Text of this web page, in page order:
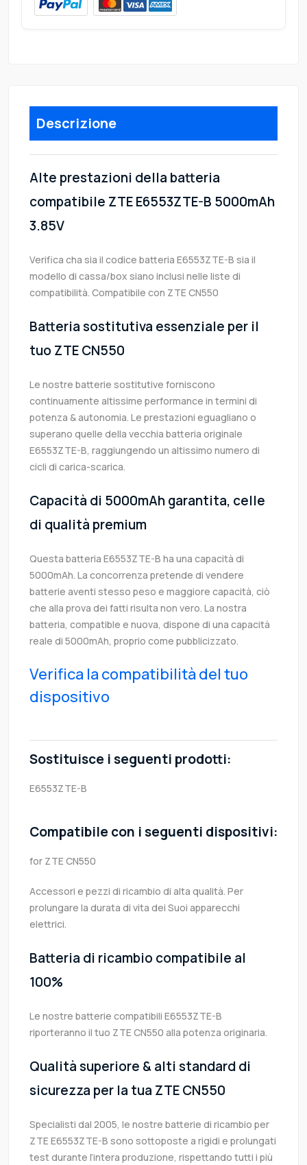
Descrizione
Alte prestazioni della batteria
compatibile ZTE E6553ZTE-B 5000mAh
3.85V
Verifica cha sia il codice batteria E6553ZTE-B sia il
modello di cassa/box siano inclusi nelle liste di
compatibilità. Compatibile con ZTE CN550
Batteria sostitutiva essenziale per il
tuo ZTE CN550
Le nostre batterie sostitutive forniscono
continuamente altissime performance in termini di
potenza & autonomia. Le prestazioni eguagliano o
superano quelle della vecchia batteria originale
E6553ZTE-B, raggiungendo un altissimo numero di
cicli di carica-scarica.
Capacità di 5000mAh garantita, celle
di qualità premium
Questa batteria E6553ZTE-B ha una capacità di
5000mAh. La concorrenza pretende di vendere
batterie aventi stesso peso e maggiore capacità, ciò
che alla prova dei fatti risulta non vero. La nostra
batteria, compatible e nuova, dispone di una capacità
reale di 5000mAh, proprio come pubblicizzato.
Verifica la compatibilità del tuo
dispositivo
Sostituisce i seguenti prodotti:
E6553ZTE-B
Compatibile con i seguenti dispositivi:
for ZTE CN550
Accessori e pezzi di ricambio di alta qualità. Per
prolungare la durata di vita dei Suoi apparecchi
elettrici.
Batteria di ricambio compatibile al
100%
Le nostre batterie compatibili E6553ZTE-B
riporteranno il tuo ZTE CN550 alla potenza originaria.
Qualità superiore & alti standard di
sicurezza per la tua ZTE CN550
Specialisti dal 2005, le nostre batterie di ricambio per
ZTE E6553ZTE-B sono sottoposte a rigidi e prolungati
test durante l’intera produzione, rispettando tutti i più